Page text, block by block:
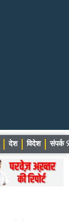
देश विदेश संपर्क